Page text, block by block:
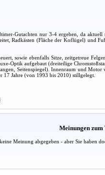
Gutachten nur 3-4 ergeben, da
Radkästen (Fläche der Koflügel) und
sowie ebenfalls Sitze, zeitgetreue
Optik aufgebaut (dreiteilige
Seitenspiegel). Innenraum und
17 Jahre (von 1993 bis 2010) stillgelegt.
Meinungen zum
Meinung abgegeben - aber Sie haben